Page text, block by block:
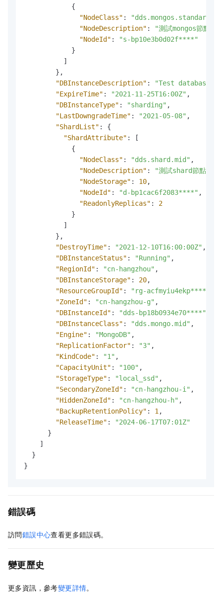
{
"NodeClass" : "dds.mongos.standard"
"NodeDescription" : "測試mongos節點"
"NodeId" :
"s-bp10e3b0d02f****"
}
]
} ,
"DBInstanceDescription" : "Test database"
"ExpireTime" : "2021-11-25T16:00Z" ,
"DBInstanceType" : "sharding" ,
"LastDowngradeTime" : "2021-05-08" ,
"ShardList" :
{
"ShardAttribute" :
[
{
"NodeClass" : "dds.shard.mid" ,
"NodeDescription" : "測試shard節點"
"NodeStorage" : 10,
"NodeId" : "d-bp1cac6f2083****" ,
"ReadonlyReplicas" :
2
}
]
} ,
"DestroyTime" : "2021-12-10T16:00:00Z" ,
"DBInstanceStatus" : "Running" ,
"RegionId" : "cn-hangzhou" ,
"DBInstanceStorage" : 20,
"ResourceGroupId" : "rg-acfmyiu4ekp****"
"ZoneId" : "cn-hangzhou-g" ,
"DBInstanceId" : "dds-bp18b0934e70****"
"DBInstanceClass" : "dds.mongo.mid" ,
"Engine" : "MongoDB" ,
"ReplicationFactor" : "3" ,
"KindCode" : "1" ,
"CapacityUnit" : "100" ,
"StorageType" : "local_ssd" ,
"SecondaryZoneId" : "cn-hangzhou-i" ,
"HiddenZoneId" : "cn-hangzhou-h" ,
"BackupRetentionPolicy" : 1 ,
"ReleaseTime" :
"2024-06-17T07:01Z"
}
]
}
}
錯誤碼
訪問錯誤中心查看更多錯誤碼。
變更歷史
更多資訊，參考變更詳情。